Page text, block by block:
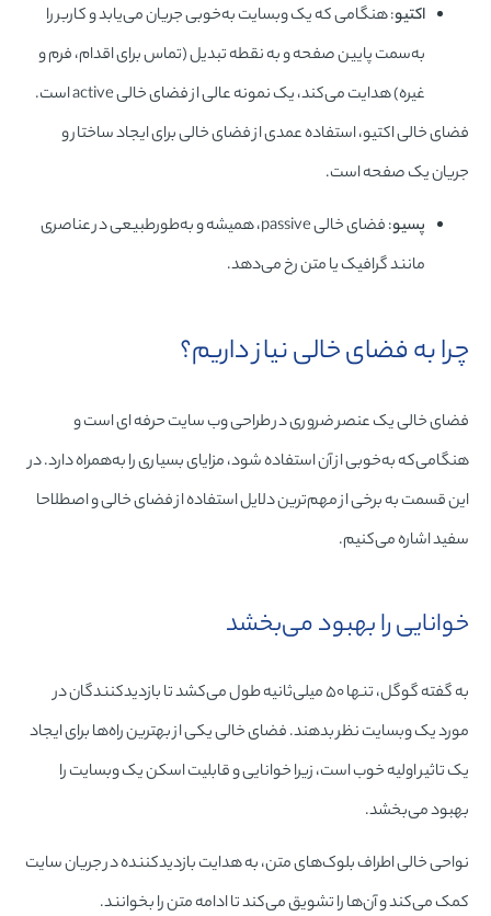
اکتیو: هنگامی که یک وبسایت به‌خوبی جریان می‌یابد و کاربر را
به‌سمت پایین صفحه و به نقطه تبدیل (تماس برای اقدام، فرم و
غیره) هدایت می‌کند، یک نمونه عالی از فضای خالی active است.
فضای خالی اکتیو، استفاده‌ عمدی از فضای خالی برای ایجاد ساختار و
جریان یک صفحه است.
پسیو
: فضای خالی passive، همیشه و به‌طورطبیعی در عناصری
مانند گرافیک یا متن رخ می‌دهد.
چرا به فضای خالی نیاز داریم؟
فضای خالی یک عنصر ضروری در طراحی وب سایت حرفه ای است و
هنگامی‌که به‌خوبی از آن استفاده شود، مزایای بسیاری را به‌همراه دارد. در
این قسمت به برخی از مهم‌ترین دلایل استفاده از فضای خالی و اصطلاحا
سفید اشاره می‌کنیم.
خوانایی را بهبود می‌بخشد
به گفته گوگل، تنها ۵۰ میلی‌ثانیه طول می‌کشد تا بازدیدکنندگان در
مورد یک وبسایت نظر بدهند. فضای خالی یکی از بهترین راه‌ها برای ایجاد
یک تاثیر اولیه خوب است، زیرا خوانایی و قابلیت اسکن یک وبسایت را
بهبود می‌بخشد.
نواحی خالی اطراف بلوک‌های متن، به هدایت بازدیدکننده در جریان سایت
کمک می‌کند و آن‌ها را تشویق می‌کند تا ادامه متن را بخوانند.